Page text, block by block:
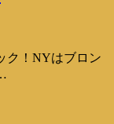
ク！NYはブロン